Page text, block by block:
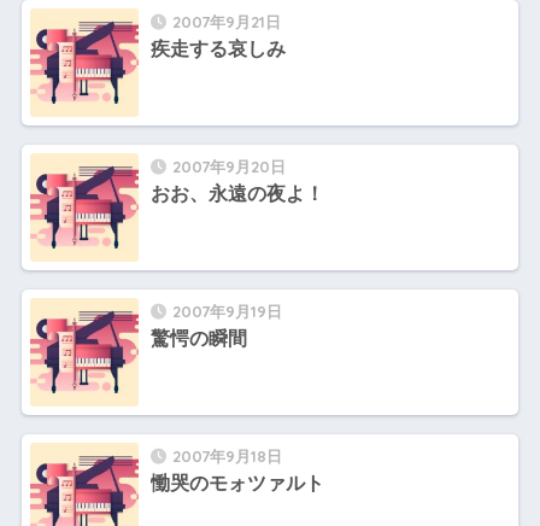
2007年9月21日
疾走する哀しみ
2007年9月20日
おお、永遠の夜よ！
2007年9月19日
驚愕の瞬間
2007年9月18日
慟哭のモォツァルト